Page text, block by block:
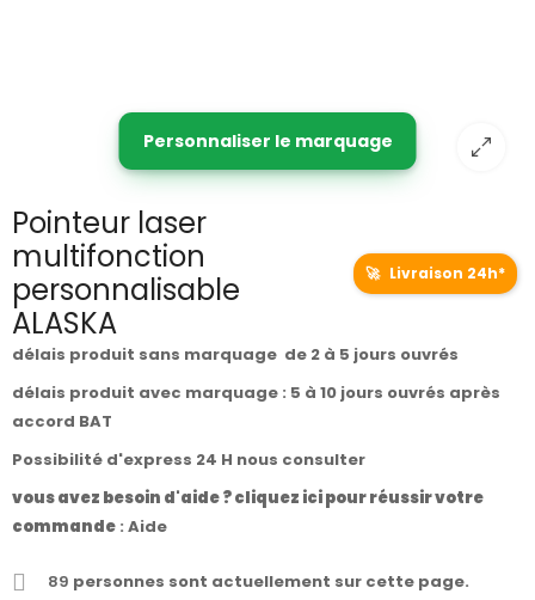
Personnaliser le marquage
Pointeur laser
multifonction
personnalisable
ALASKA
🚀 Livraison 24h*
délais produit sans marquage de 2 à 5 jours ouvrés
délais produit avec marquage : 5 à 10 jours ouvrés après
accord BAT
Possibilité d'express 24 H nous consulter
vous avez besoin d'aide ? cliquez ici pour réussir votre
commande : Aide
89 personnes sont actuellement sur cette page.